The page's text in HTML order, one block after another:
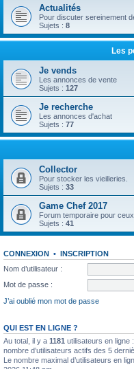
Actualités
Pour discuter sereinement
Sujets : 8
Les
Je vends
Les annonces de vente
Sujets : 127
Je recherche
Les annonces d'achat
Sujets : 77
Collector
Pour stocker les vieilleries.
Sujets : 33
Game Chef 2017
Forum temporaire pour
Sujets : 41
CONNEXION • INSCRIPTION
Nom d’utilisateur :
Mot de passe :
J’ai oublié mon mot de passe
QUI EST EN LIGNE ?
Au total, il y a 1181 utilisateurs en ligne
nombre d’utilisateurs actifs des 5
Le nombre maximal d’utilisateurs en